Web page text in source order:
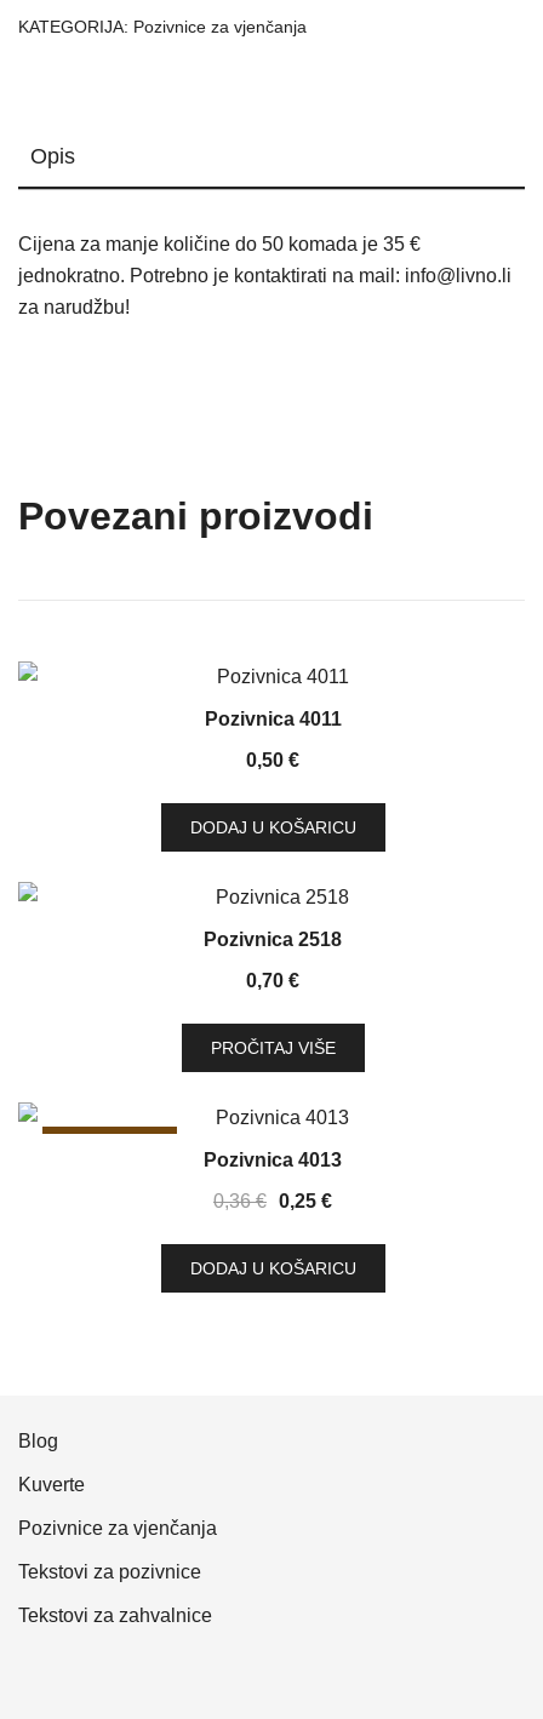
KATEGORIJA: Pozivnice za vjenčanja
Opis
Cijena za manje količine do 50 komada je 35 €
jednokratno. Potrebno je kontaktirati na mail: info@livno.li
za narudžbu!
Povezani proizvodi
Pozivnica 4011
0,50 €
DODAJ U KOŠARICU
Pozivnica 2518
0,70 €
PROČITAJ VIŠE
Pozivnica 4013
0,36€ Izvorna
bila
je:
0,25 €Trenutna
je:
0,25 €.
DODAJ U KOŠARICU
Blog
Kuverte
Pozivnice za vjenčanja
Tekstovi za pozivnice
Tekstovi za zahvalnice